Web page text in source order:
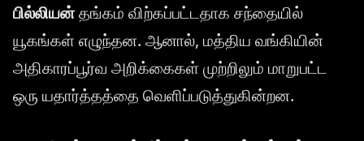
பில்லியன்தங்கம் விற்கப்பட்டதாக சந்தையில்
யூகங்கள் எழுந்தன. ஆனால், மத்திய வங்கியின்
அதிகாரப்பூர்வ அறிக்கைகள் முற்றிலும் மாறுபட்ட
ஒரு யதார்த்தத்தை வெளிப்படுத்துகின்றன.